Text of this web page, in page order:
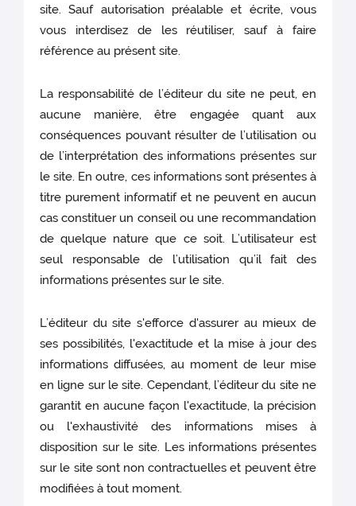
site. Sauf autorisation préalable et écrite, vous
vous interdisez de les réutiliser, sauf à faire
référence au présent site.
La responsabilité de l’éditeur du site ne peut, en
aucune manière, être engagée quant aux
conséquences pouvant résulter de l’utilisation ou
de l’interprétation des informations présentes sur
le site. En outre, ces informations sont présentes à
titre purement informatif et ne peuvent en aucun
cas constituer un conseil ou une recommandation
de quelque nature que ce soit. L’utilisateur est
seul responsable de l’utilisation qu’il fait des
informations présentes sur le site.
L’éditeur du site s'efforce d'assurer au mieux de
ses possibilités, l'exactitude et la mise à jour des
informations diffusées, au moment de leur mise
en ligne sur le site. Cependant, l’éditeur du site ne
garantit en aucune façon l'exactitude, la précision
ou l'exhaustivité des informations mises à
disposition sur le site. Les informations présentes
sur le site sont non contractuelles et peuvent être
modifiées à tout moment.